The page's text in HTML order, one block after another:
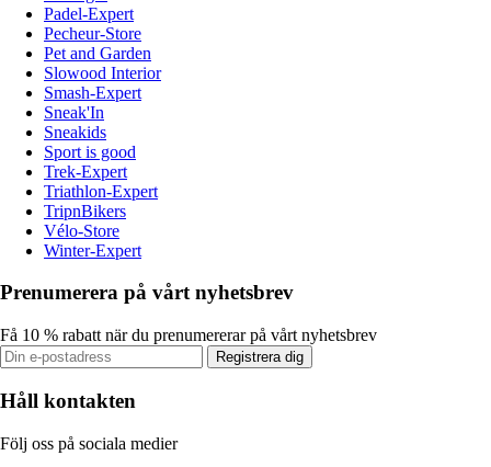
Padel-Expert
Pecheur-Store
Pet and Garden
Slowood Interior
Smash-Expert
Sneak'In
Sneakids
Sport is good
Trek-Expert
Triathlon-Expert
TripnBikers
Vélo-Store
Winter-Expert
Prenumerera på vårt nyhetsbrev
Få 10 % rabatt när du prenumererar på vårt nyhetsbrev
Registrera dig
Håll kontakten
Följ oss på sociala medier